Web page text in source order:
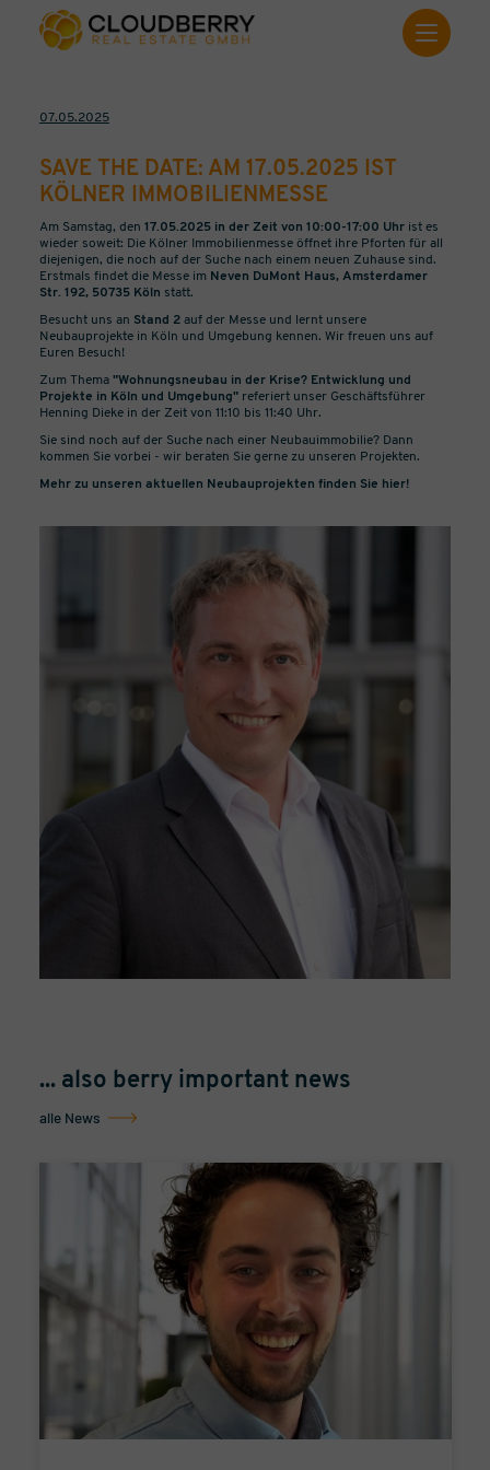
07.05.2025
SAVE THE DATE: AM 17.05.2025 IST
KÖLNER IMMOBILIENMESSE
Am Samstag, den 17.05.2025 in der Zeit von 10:00-17:00 Uhr ist es
wieder soweit: Die Kölner Immobilienmesse öffnet ihre Pforten für all
diejenigen, die noch auf der Suche nach einem neuen Zuhause sind.
Erstmals findet die Messe im Neven DuMont Haus, Amsterdamer
Str. 192, 50735 Köln statt.
Besucht uns an Stand 2auf der Messe und lernt unsere
Neubauprojekte in Köln und Umgebung kennen. Wir freuen uns auf
Euren Besuch!
Zum Thema "Wohnungsneubau in der Krise? Entwicklung und
Projekte in Köln und Umgebung" referiert unser Geschäftsführer
Henning Dieke in der Zeit von 11:10 bis 11:40 Uhr.
Sie sind noch auf der Suche nach einer Neubauimmobilie? Dann
kommen Sie vorbei - wir beraten Sie gerne zu unseren Projekten.
Mehr zu unseren aktuellen Neubauprojekten finden Sie hier!
... also berry important news
alle News